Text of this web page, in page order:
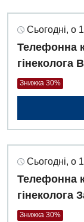
Сьогодні, о
Телефонна
гінеколога
Знижка 30%
Сьогодні, о
Телефонна
гінеколога
Знижка 30%